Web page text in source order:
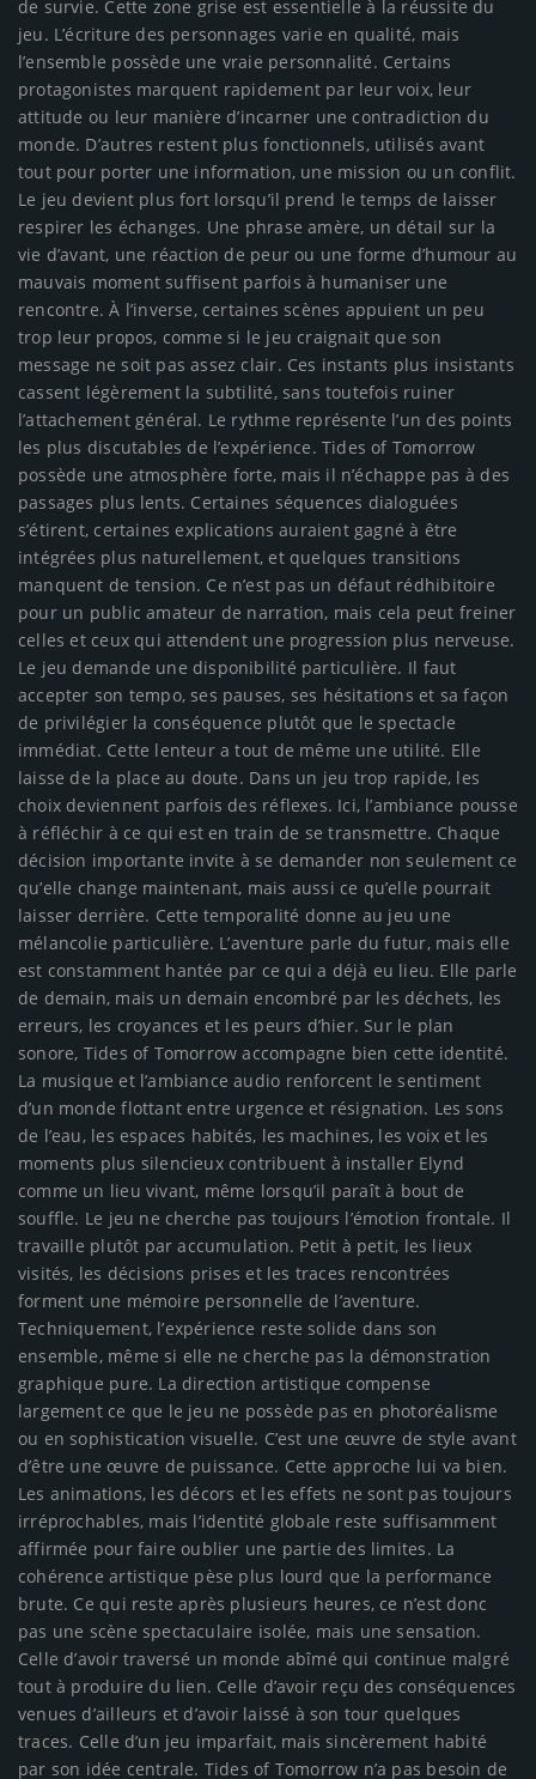
de survie. Cette zone grise est essentielle à la réussite du
jeu. L’écriture des personnages varie en qualité, mais
l’ensemble possède une vraie personnalité. Certains
protagonistes marquent rapidement par leur voix, leur
attitude ou leur manière d’incarner une contradiction du
monde. D’autres restent plus fonctionnels, utilisés avant
tout pour porter une information, une mission ou un conflit.
Le jeu devient plus fort lorsqu’il prend le temps de laisser
respirer les échanges. Une phrase amère, un détail sur la
vie d’avant, une réaction de peur ou une forme d’humour au
mauvais moment suffisent parfois à humaniser une
rencontre. À l’inverse, certaines scènes appuient un peu
trop leur propos, comme si le jeu craignait que son
message ne soit pas assez clair. Ces instants plus insistants
cassent légèrement la subtilité, sans toutefois ruiner
l’attachement général. Le rythme représente l’un des points
les plus discutables de l’expérience. Tides of Tomorrow
possède une atmosphère forte, mais il n’échappe pas à des
passages plus lents. Certaines séquences dialoguées
s’étirent, certaines explications auraient gagné à être
intégrées plus naturellement, et quelques transitions
manquent de tension. Ce n’est pas un défaut rédhibitoire
pour un public amateur de narration, mais cela peut freiner
celles et ceux qui attendent une progression plus nerveuse.
Le jeu demande une disponibilité particulière. Il faut
accepter son tempo, ses pauses, ses hésitations et sa façon
de privilégier la conséquence plutôt que le spectacle
immédiat. Cette lenteur a tout de même une utilité. Elle
laisse de la place au doute. Dans un jeu trop rapide, les
choix deviennent parfois des réflexes. Ici, l’ambiance pousse
à réfléchir à ce qui est en train de se transmettre. Chaque
décision importante invite à se demander non seulement ce
qu’elle change maintenant, mais aussi ce qu’elle pourrait
laisser derrière. Cette temporalité donne au jeu une
mélancolie particulière. L’aventure parle du futur, mais elle
est constamment hantée par ce qui a déjà eu lieu. Elle parle
de demain, mais un demain encombré par les déchets, les
erreurs, les croyances et les peurs d’hier. Sur le plan
sonore, Tides of Tomorrow accompagne bien cette identité.
La musique et l’ambiance audio renforcent le sentiment
d’un monde flottant entre urgence et résignation. Les sons
de l’eau, les espaces habités, les machines, les voix et les
moments plus silencieux contribuent à installer Elynd
comme un lieu vivant, même lorsqu’il paraît à bout de
souffle. Le jeu ne cherche pas toujours l’émotion frontale. Il
travaille plutôt par accumulation. Petit à petit, les lieux
visités, les décisions prises et les traces rencontrées
forment une mémoire personnelle de l’aventure.
Techniquement, l’expérience reste solide dans son
ensemble, même si elle ne cherche pas la démonstration
graphique pure. La direction artistique compense
largement ce que le jeu ne possède pas en photoréalisme
ou en sophistication visuelle. C’est une œuvre de style avant
d’être une œuvre de puissance. Cette approche lui va bien.
Les animations, les décors et les effets ne sont pas toujours
irréprochables, mais l’identité globale reste suffisamment
affirmée pour faire oublier une partie des limites. La
cohérence artistique pèse plus lourd que la performance
brute. Ce qui reste après plusieurs heures, ce n’est donc
pas une scène spectaculaire isolée, mais une sensation.
Celle d’avoir traversé un monde abîmé qui continue malgré
tout à produire du lien. Celle d’avoir reçu des conséquences
venues d’ailleurs et d’avoir laissé à son tour quelques
traces. Celle d’un jeu imparfait, mais sincèrement habité
par son idée centrale. Tides of Tomorrow n’a pas besoin de